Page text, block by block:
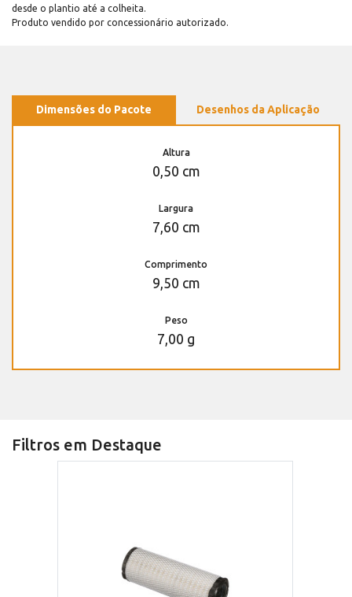
desde o plantio até a colheita.
Produto vendido por concessionário autorizado.
Dimensões do Pacote Desenhos da Aplicação
Altura
0,50 cm
Largura
7,60 cm
Comprimento
9,50 cm
Peso
7,00 g
Filtros em Destaque